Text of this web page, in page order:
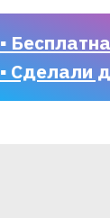
▪
▪ Сделали